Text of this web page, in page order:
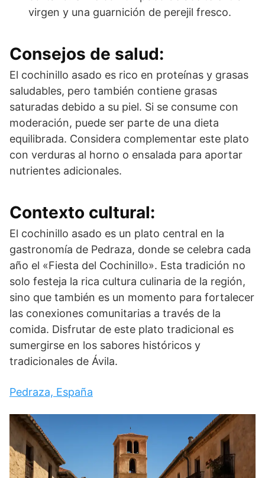
virgen y una guarnición de perejil fresco.
Consejos de salud:
El cochinillo asado es rico en proteínas y grasas
saludables, pero también contiene grasas
saturadas debido a su piel. Si se consume con
moderación, puede ser parte de una dieta
equilibrada. Considera complementar este plato
con verduras al horno o ensalada para aportar
nutrientes adicionales.
Contexto cultural:
El cochinillo asado es un plato central en la
gastronomía de Pedraza, donde se celebra cada
año el «Fiesta del Cochinillo». Esta tradición no
solo festeja la rica cultura culinaria de la región,
sino que también es un momento para fortalecer
las conexiones comunitarias a través de la
comida. Disfrutar de este plato tradicional es
sumergirse en los sabores históricos y
tradicionales de Ávila.
Pedraza, España